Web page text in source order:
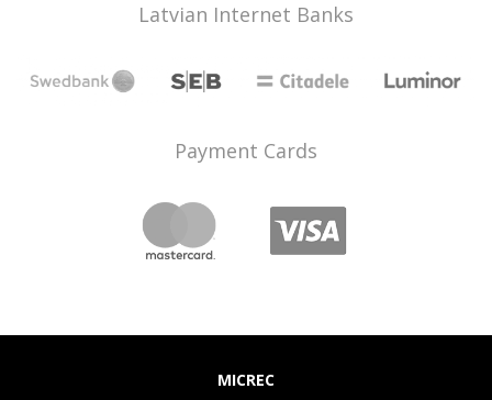
Latvian Internet Banks
Payment Cards
MICREC